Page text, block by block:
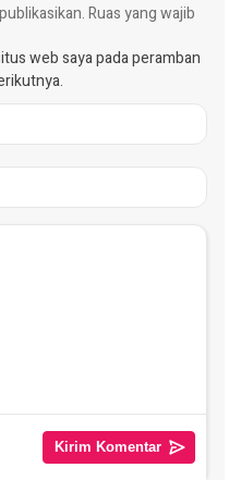
Ruas yang wajib
web saya pada peramban